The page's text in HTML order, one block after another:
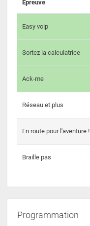
Épreuve
Easy voip
Sortez la calculatrice
Ack-me
Réseau et plus
En route pour l'aventure !
Braille pas
Programmation